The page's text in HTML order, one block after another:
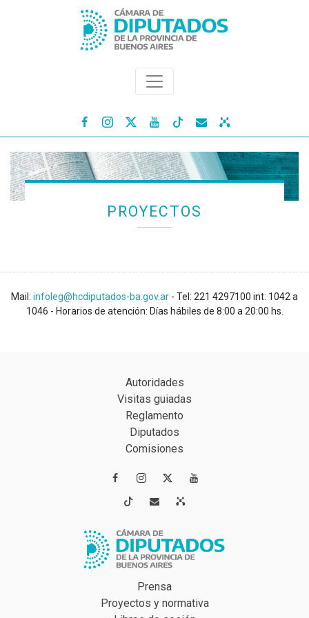
   
PROYECTOS
Mail: infoleg@hcdiputados-ba.gov.ar - Tel: 221 4297100 int: 1042 a
1046 - Horarios de atención: Días hábiles de 8:00 a 20:00 hs.
Autoridades
Visitas guiadas
Reglamento
Diputados
Comisiones
 
 
Prensa
Proyectos y normativa